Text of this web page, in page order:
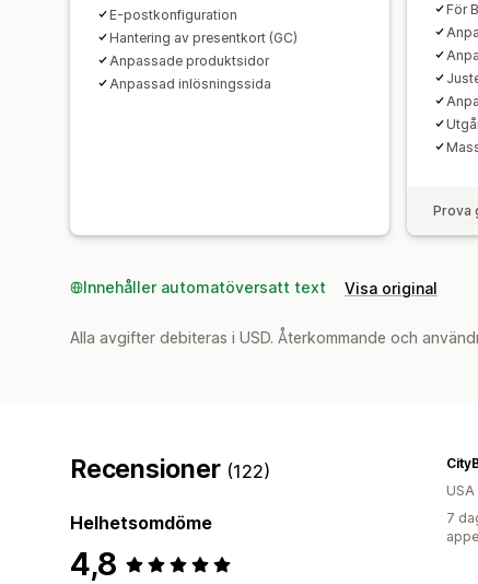
E-postkonfiguration
Hantering av presentkort (GC)
Anpassade produktsidor
Anpassad inlösningssida
För
Prova
Innehåller automatöversatt text Visa original
Alla avgifter debiteras i USD. Återkommande och
Recensioner (122)
Helhetsomdöme
4,8
USA
7